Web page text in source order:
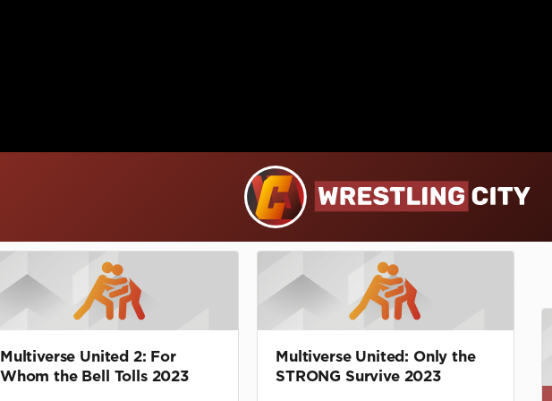
Multiverse United 2: For
Whom the Bell Tolls 2023
Multiverse United: Only the
STRONG Survive 2023